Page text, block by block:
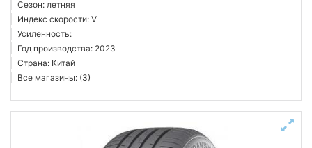
Сезон: летняя
Индекс скорости: V
Усиленность:
Год производства: 2023
Страна: Китай
Все магазины: (3)